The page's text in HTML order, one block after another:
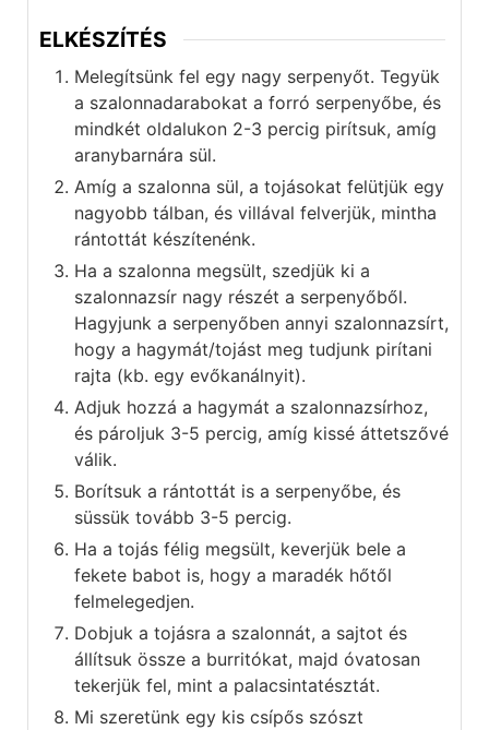
ELKÉSZÍTÉS
Melegítsünk fel egy nagy serpenyőt. Tegyük
a szalonnadarabokat a forró serpenyőbe, és
mindkét oldalukon 2-3 percig pirítsuk, amíg
aranybarnára sül.
Amíg a szalonna sül, a tojásokat felütjük egy
nagyobb tálban, és villával felverjük, mintha
rántottát készítenénk.
Ha a szalonna megsült, szedjük ki a
szalonnazsír nagy részét a serpenyőből.
Hagyjunk a serpenyőben annyi szalonnazsírt,
hogy a hagymát/tojást meg tudjunk pirítani
rajta (kb. egy evőkanálnyit).
Adjuk hozzá a hagymát a szalonnazsírhoz,
és pároljuk 3-5 percig, amíg kissé áttetszővé
válik.
Borítsuk a rántottát is a serpenyőbe, és
süssük tovább 3-5 percig.
Ha a tojás félig megsült, keverjük bele a
fekete babot is, hogy a maradék hőtől
felmelegedjen.
Dobjuk a tojásra a szalonnát, a sajtot és
állítsuk össze a burritókat, majd óvatosan
tekerjük fel, mint a palacsintatésztát.
Mi szeretünk egy kis csípős szószt